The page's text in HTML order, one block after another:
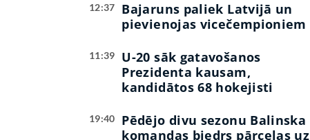
12:37
Bajaruns paliek Latvijā un
pievienojas vicečempioniem
11:39
U-20 sāk gatavošanos
Prezidenta kausam,
kandidātos 68 hokejisti
19:40
Pēdējo divu sezonu Balinska
komandas biedrs pārceļas uz